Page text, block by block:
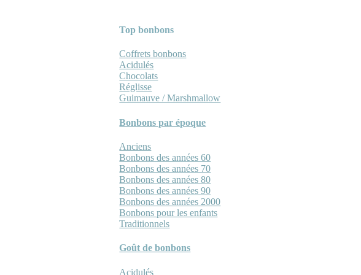
Top bonbons
Coffrets bonbons
Acidulés
Chocolats
Réglisse
Guimauve / Marshmallow
Bonbons par époque
Anciens
Bonbons des années 60
Bonbons des années 70
Bonbons des années 80
Bonbons des années 90
Bonbons des années 2000
Bonbons pour les enfants
Traditionnels
Goût de bonbons
Acidulés